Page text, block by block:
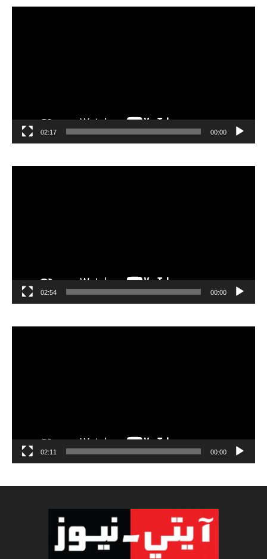
00:00
02:17
00:00
02:54
00:00
02:11